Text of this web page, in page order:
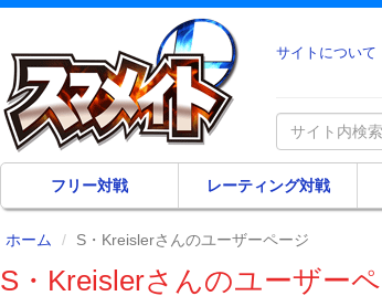
サイトについて
フリー対戦 レーティング対戦
ホーム S・Kreislerさんのユーザーページ
S・Kreislerさんのユーザー